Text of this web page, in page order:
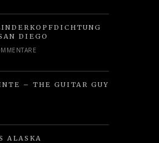
DIEGO
– THE GUITAR GUY
ALASKA